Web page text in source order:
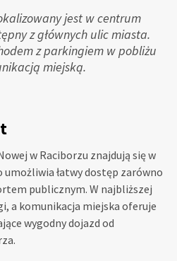
jest w centrum
z głównych ulic miasta.
z parkingiem w pobliżu
miejską.
w Raciborzu znajdują się w
umożliwia łatwy dostęp zarówno
publicznym. W najbliższej
a komunikacja miejska oferuje
wygodny dojazd od